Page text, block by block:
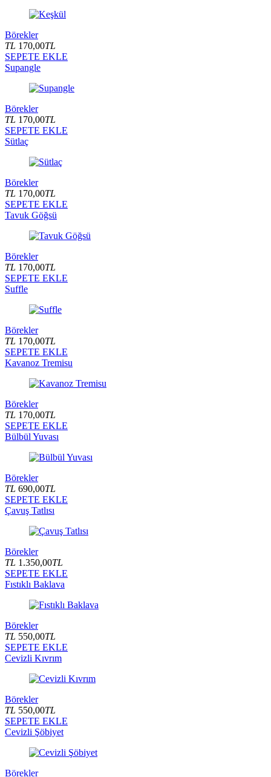
Börekler
TL 170,00TL
SEPETE EKLE
Supangle
Börekler
TL 170,00TL
SEPETE EKLE
Sütlaç
Börekler
TL 170,00TL
SEPETE EKLE
Tavuk Göğsü
Börekler
TL 170,00TL
SEPETE EKLE
Suffle
Börekler
TL 170,00TL
SEPETE EKLE
Kavanoz Tremisu
Börekler
TL 170,00TL
SEPETE EKLE
Bülbül Yuvası
Börekler
TL 690,00TL
SEPETE EKLE
Çavuş Tatlısı
Börekler
TL 1.350,00TL
SEPETE EKLE
Fıstıklı Baklava
Börekler
TL 550,00TL
SEPETE EKLE
Cevizli Kıvrım
Börekler
TL 550,00TL
SEPETE EKLE
Cevizli Şöbiyet
Börekler